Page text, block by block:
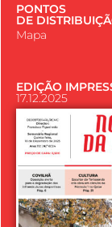
PONTOS
DE
Mapa
EDIÇÃO
17.12.2025